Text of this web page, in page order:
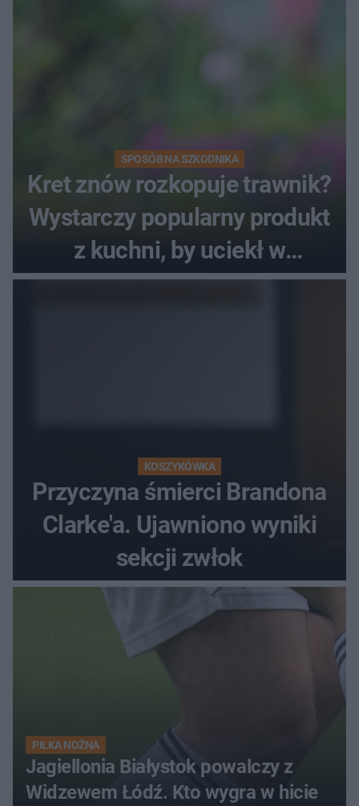
SPOSÓB NA SZKODNIKA
Kret znów rozkopuje trawnik?
Wystarczy popularny produkt
z kuchni, by uciekł w
popłochu
KOSZYKÓWKA
Przyczyna śmierci Brandona
Clarke'a. Ujawniono wyniki
sekcji zwłok
PIŁKA NOŻNA
Jagiellonia Białystok powalczy z
Widzewem Łódź. Kto wygra w hicie